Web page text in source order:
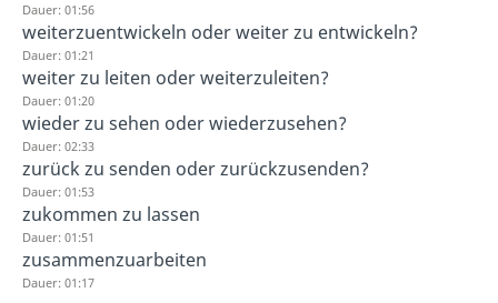
Dauer: 01:56
weiterzuentwickeln oder weiter zu entwickeln?
Dauer: 01:21
weiter zu leiten oder weiterzuleiten?
Dauer: 01:20
wieder zu sehen oder wiederzusehen?
Dauer: 02:33
zurück zu senden oder zurückzusenden?
Dauer: 01:53
zukommen zu lassen
Dauer: 01:51
zusammenzuarbeiten
Dauer: 01:17